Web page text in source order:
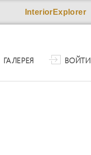
InteriorExplorer
ГАЛЕРЕЯ ВОЙТИ